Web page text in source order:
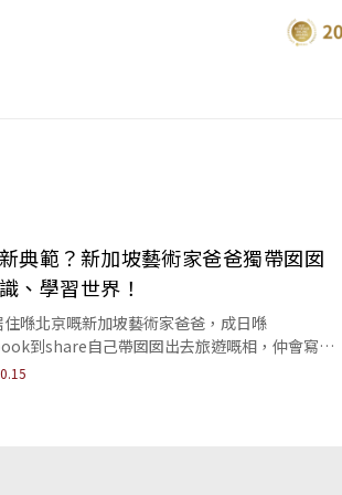
典範？新加坡藝術家爸爸獨帶囡囡
、學習世界！
住喺北京嘅新加坡藝術家爸爸，成日喺
到share自己帶囡囡出去旅遊嘅相，仲會寫幾
己育兒嘅諗法同經驗，畀唔少新晉父母視...